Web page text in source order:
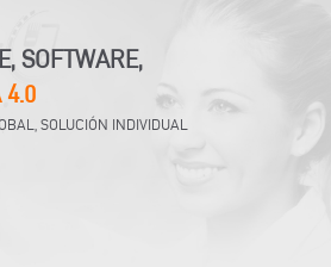
SOFTWARE,
4.0
SOLUCIÓN INDIVIDUAL